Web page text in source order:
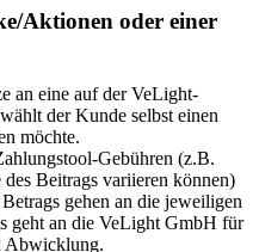
Aktionen oder einer
an eine auf der VeLight-
der Kunde selbst einen
möchte.
Gebühren (z.B.
Beitrags variieren können)
gehen an die jeweiligen
geht an die VeLight GmbH für
Abwicklung.